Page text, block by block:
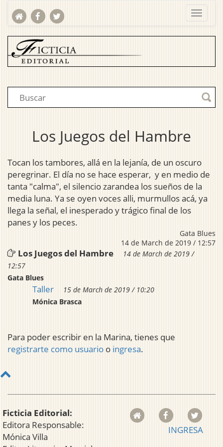
Los Juegos del Hambre
Tocan los tambores, allá en la lejanía, de un oscuro
peregrinar. El día no se hace esperar, y en medio de
tanta "calma", el silencio zarandea los sueños de la
media luna. Ya se oyen voces alli, murmullos acá, ya
llega la señal, el inesperado y trágico final de los
panes y los peces.
Gata Blues
14 de March de 2019 / 12:57
Los Juegos del Hambre
14 de March de 2019 /
12:57
Gata Blues
Taller
15 de March de 2019 / 10:20
Mónica Brasca
Para poder escribir en la Marina, tienes que
registrarte como usuario o ingresa.
Ficticia Editorial:
Editora Responsable:
Mónica Villa
INGRESA